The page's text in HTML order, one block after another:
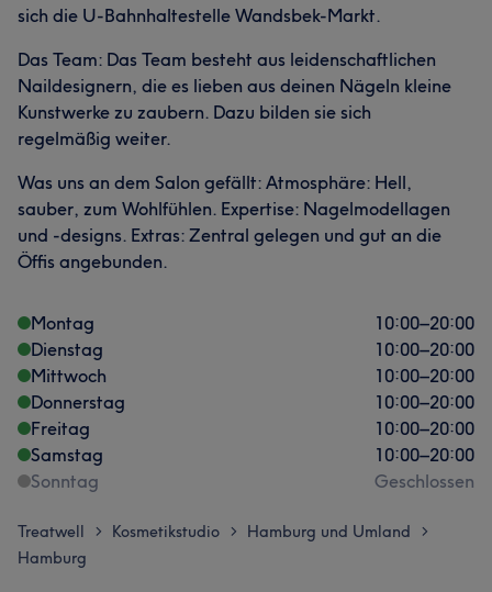
sich die U-Bahnhaltestelle Wandsbek-Markt.
Das Team: Das Team besteht aus leidenschaftlichen
Naildesignern, die es lieben aus deinen Nägeln kleine
Kunstwerke zu zaubern. Dazu bilden sie sich
regelmäßig weiter.
Was uns an dem Salon gefällt: Atmosphäre: Hell,
sauber, zum Wohlfühlen. Expertise: Nagelmodellagen
und -designs. Extras: Zentral gelegen und gut an die
Öffis angebunden.
Montag 10:00–20:00
Dienstag
10:00–20:00
Mittwoch
10:00–20:00
Donnerstag
10:00–20:00
Freitag
10:00–20:00
Samstag
10:00–20:00
Sonntag
Geschlossen
Treatwell > Kosmetikstudio > Hamburg und Umland >
Hamburg